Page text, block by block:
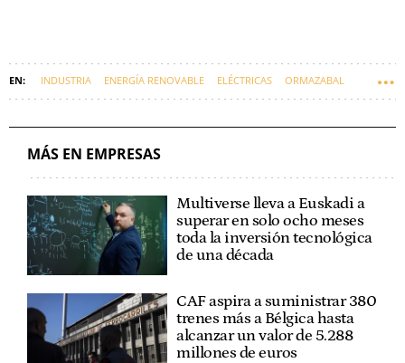
INDUSTRIA ENERGÍA RENOVABLE ELÉCTRICAS ORMAZABAL
MÁS EN EMPRESAS
Multiverse lleva a Euskadi a
superar en solo ocho meses
toda la inversión tecnológica
de una década
CAF aspira a suministrar 380
trenes más a Bélgica hasta
alcanzar un valor de 5.288
millones de euros